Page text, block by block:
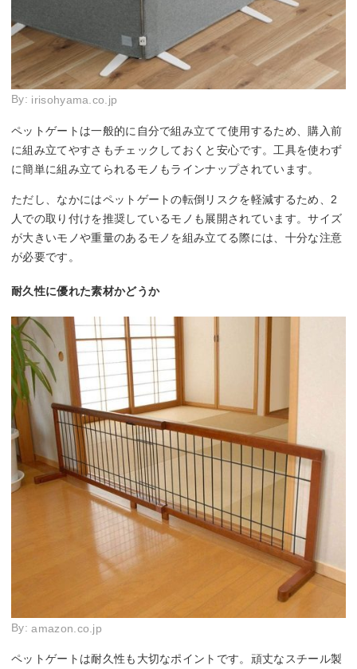
By: irisohyama.co.jp
ペットゲートは一般的に自分で組み立てて使用するため、購入前
に組み立てやすさもチェックしておくと安心です。工具を使わず
に簡単に組み立てられるモノもラインナップされています。
ただし、なかにはペットゲートの転倒リスクを軽減するため、2
人での取り付けを推奨しているモノも展開されています。サイズ
が大きいモノや重量のあるモノを組み立てる際には、十分な注意
が必要です。
耐久性に優れた素材かどうか
By:amazon.co.jp
ペットゲートは耐久性も大切なポイントです。頑丈なスチール製